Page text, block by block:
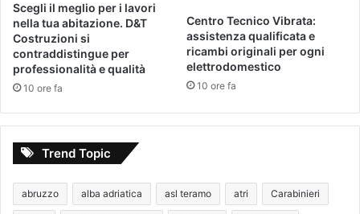
Scegli il meglio per i lavori
nella tua abitazione. D&T
Costruzioni si
contraddistingue per
professionalità e qualità
10 ore fa
Centro Tecnico Vibrata:
assistenza qualificata e
ricambi originali per ogni
elettrodomestico
10 ore fa
Trend Topic
abruzzo alba adriatica asl teramo atri Carabinieri